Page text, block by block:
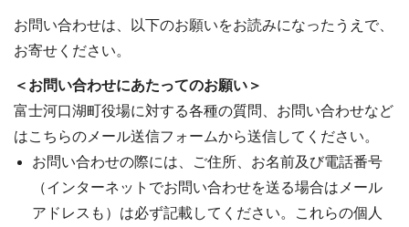
お問い合わせは、以下のお願いをお読みになったうえで、
お寄せください。
＜お問い合わせにあたってのお願い＞
富士河口湖町役場に対する各種の質問、お問い合わせなど
はこちらのメール送信フォームから送信してください。
お問い合わせの際には、ご住所、お名前及び電話番号
（インターネットでお問い合わせを送る場合はメール
アドレスも）は必ず記載してください。これらの個人